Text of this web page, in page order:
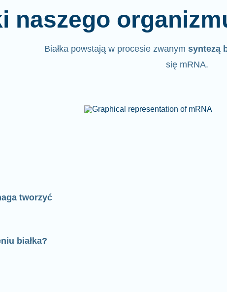
naszego
Białka powstają w procesie zwanym syntezą
się mRNA.
tworzyć
białka?